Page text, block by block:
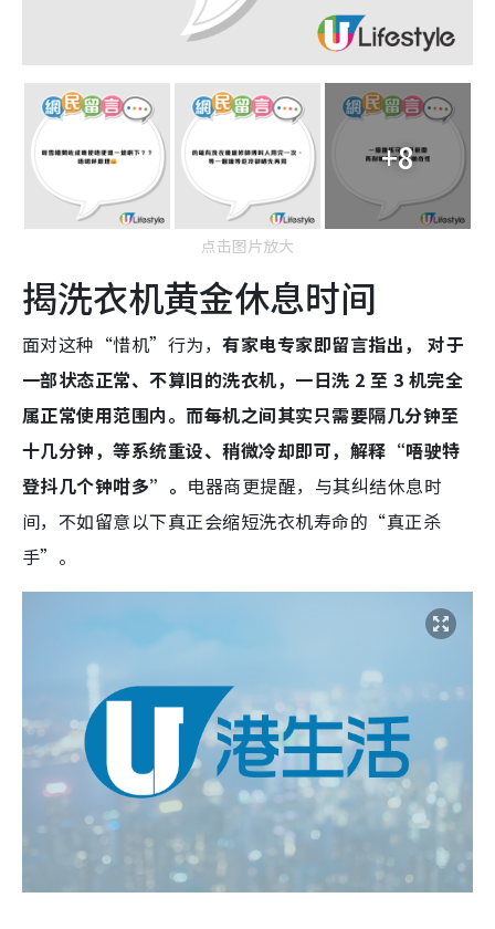
+8
点击图片放大
揭洗衣机黄金休息时间
面对这种“惜机”行为，有家电专家即留言指出， 对于
一部状态正常、不算旧的洗衣机，一日洗 2 至 3 机完全
属正常使用范围内。而每机之间其实只需要隔几分钟至
十几分钟，等系统重设、稍微冷却即可，解释“唔驶特
登抖几个钟咁多”。 电器商更提醒，与其纠结休息时
间，不如留意以下真正会缩短洗衣机寿命的“真正杀
手”。